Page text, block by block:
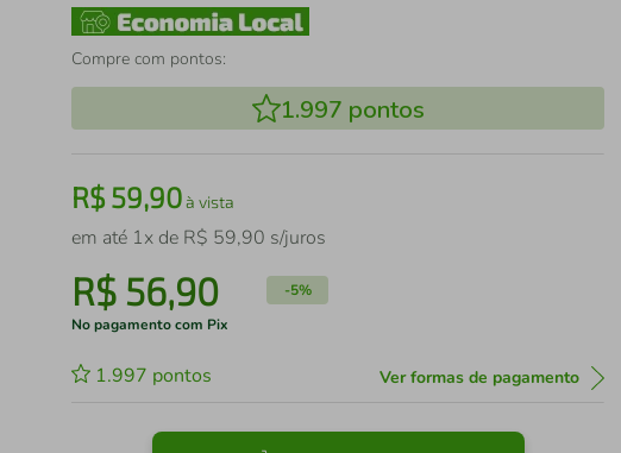
Compre com pontos:
1.997 pontos
R$59,90à vista
em até 1x de R$ 59,90 s/juros
R$ 56,90 -5%
No pagamento com Pix
1.997 pontos Ver formas de pagamento